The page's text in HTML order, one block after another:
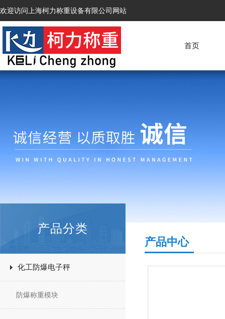
欢迎访问上海柯力称重设备有限公司网站
首页
产品分类
化工防爆电子秤
防爆称重模块
产品中心